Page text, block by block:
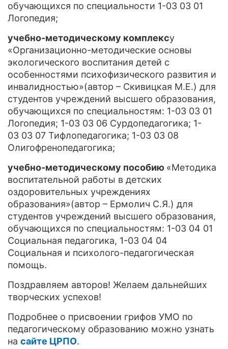
обучающихся по специальности 1-03 03 01
Логопедия;
учебно-методическому комплексу
«Организационно-методические основы
экологического воспитания детей с
особенностями психофизического развития и
инвалидностью»(автор – Скивицкая М.Е.) для
студентов учреждений высшего образования,
обучающихся по специальностям: 1-03 03 01
Логопедия; 1-03 03 06 Сурдопедагогика; 1-
03 03 07 Тифлопедагогика; 1-03 03 08
Олигофренопедагогика;
учебно-методическому пособию «Методика
воспитательной работы в детских
оздоровительных учреждениях
образования»(автор – Ермолич С.Я.) для
студентов учреждений высшего образования,
обучающихся по специальностям: 1-03 04 01
Социальная педагогика, 1-03 04 04
Социальная и психолого-педагогическая
помощь.
Поздравляем авторов! Желаем дальнейших
творческих успехов!
Подробнее о присвоении грифов УМО по
педагогическому образованию можно узнать
на сайте ЦРПО.